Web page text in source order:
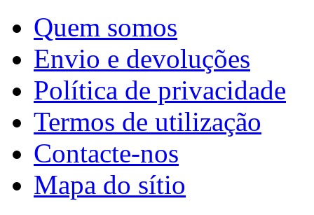
Quem somos
Envio e devoluções
Política de privacidade
Termos de utilização
Contacte-nos
Mapa do sítio